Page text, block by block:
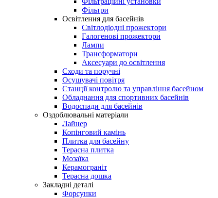
Фільтри
Освітлення для басейнів
Світлодіодні прожектори
Галогенові прожектори
Лампи
Трансформатори
Аксесуари до освітлення
Сходи та поручні
Осушувачі повітря
Станції контролю та управління басейном
Обладнання для спортивних басейнів
Водоспади для басейнів
Оздоблювальні матеріали
Лайнер
Копінговий камінь
Плитка для басейну
Терасна плитка
Мозаїка
Керамограніт
Терасна дошка
Закладні деталі
Форсунки